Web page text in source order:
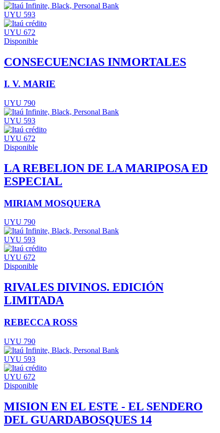
UYU 593
UYU 672
Disponible
CONSECUENCIAS INMORTALES
I. V. MARIE
UYU 790
UYU 593
UYU 672
Disponible
LA REBELION DE LA MARIPOSA ED
ESPECIAL
MIRIAM MOSQUERA
UYU 790
UYU 593
UYU 672
Disponible
RIVALES DIVINOS. EDICIÓN
LIMITADA
REBECCA ROSS
UYU 790
UYU 593
UYU 672
Disponible
MISION EN EL ESTE - EL SENDERO
DEL GUARDABOSQUES 14